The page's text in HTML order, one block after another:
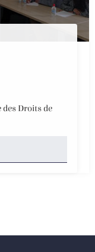
Droits de